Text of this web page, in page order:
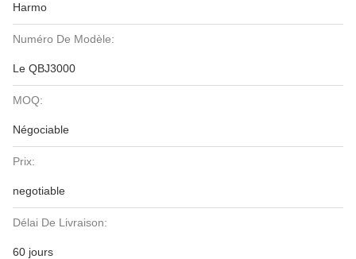
Harmo
Numéro De Modèle:
Le QBJ3000
MOQ:
Négociable
Prix:
negotiable
Délai De Livraison:
60 jours